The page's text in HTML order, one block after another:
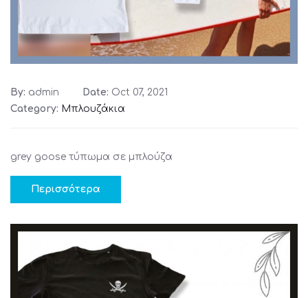
By: admin Date: Oct 07, 2021
Category: Μπλουζάκια
grey goose τύπωμα σε μπλούζα
Περισσότερα